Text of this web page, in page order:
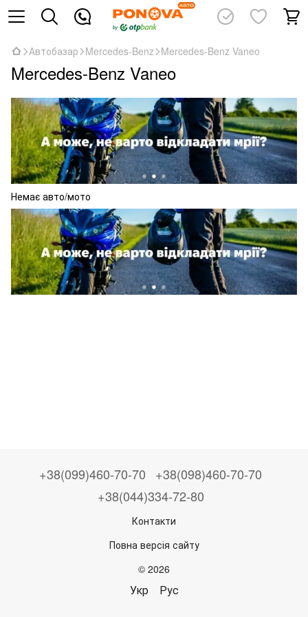
Автобазар Mercedes-Benz Mercedes-Benz Vaneo
Mercedes-Benz Vaneo
Немає авто/мото
+38(099)460-70-70
+38(098)460-70-70
+38(044)334-72-80
Контакти
Повна версія сайту
© 2026
Укр Рус